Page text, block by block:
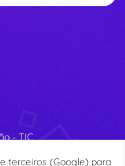
- TIC
terceiros (Google) para